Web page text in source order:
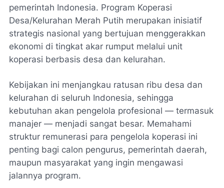
pemerintah Indonesia. Program Koperasi
Desa/Kelurahan Merah Putih merupakan inisiatif
strategis nasional yang bertujuan menggerakkan
ekonomi di tingkat akar rumput melalui unit
koperasi berbasis desa dan kelurahan.
Kebijakan ini menjangkau ratusan ribu desa dan
kelurahan di seluruh Indonesia, sehingga
kebutuhan akan pengelola profesional — termasuk
manajer — menjadi sangat besar. Memahami
struktur remunerasi para pengelola koperasi ini
penting bagi calon pengurus, pemerintah daerah,
maupun masyarakat yang ingin mengawasi
jalannya program.